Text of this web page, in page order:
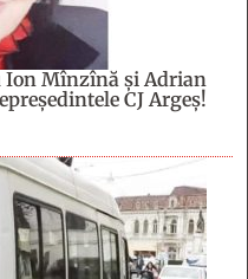
Ion Mînzînă şi Adrian
CJ Argeş!